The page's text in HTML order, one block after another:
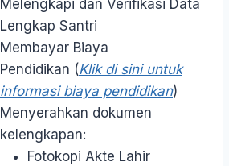
Melengkapi dan Verifikasi Data
Lengkap Santri
Membayar Biaya
Pendidikan (Klik di sini untuk
informasi biaya pendidikan)
Menyerahkan dokumen
kelengkapan:
Fotokopi Akte Lahir